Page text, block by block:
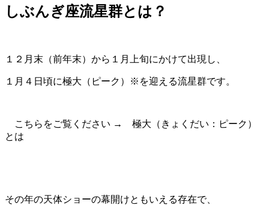
しぶんぎ座流星群とは？
１２月末（前年末）から１月上旬にかけて出現し、
１月４日頃に極大（ピーク）※を迎える流星群です。
こちらをご覧ください → 極大（きょくだい：ピーク）
とは
その年の天体ショーの幕開けともいえる存在で、